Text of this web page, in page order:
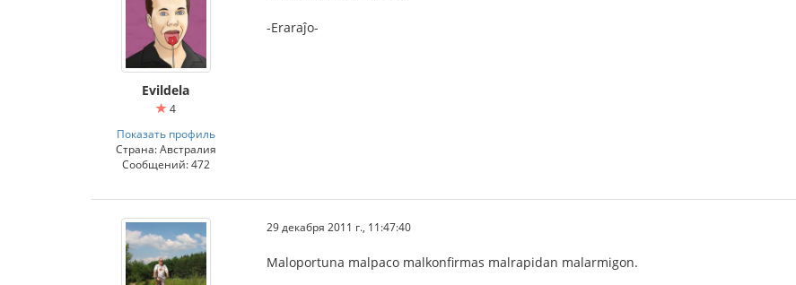
Evildela
4
Показать профиль
Страна: Австралия
Сообщений: 472
-Eraraĵo-
29 декабря 2011 г., 11:47:40
Maloportuna malpaco malkonfirmas malrapidan malarmigon.